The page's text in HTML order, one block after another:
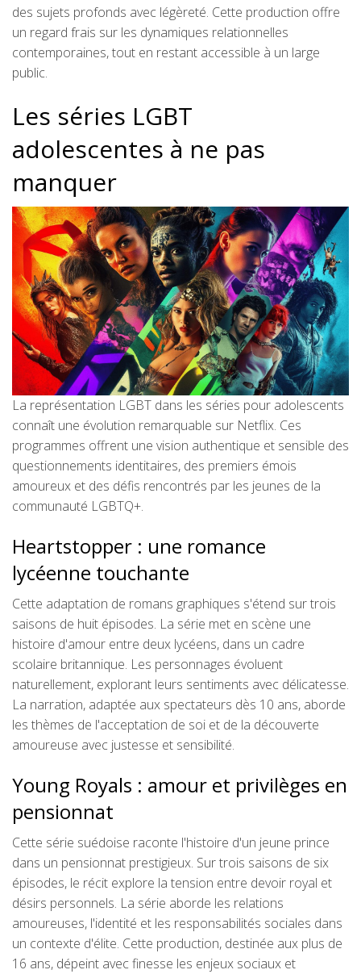
des sujets profonds avec légèreté. Cette production offre
un regard frais sur les dynamiques relationnelles
contemporaines, tout en restant accessible à un large
public.
Les séries LGBT
adolescentes à ne pas
manquer
La représentation LGBT dans les séries pour adolescents
connaît une évolution remarquable sur Netflix. Ces
programmes offrent une vision authentique et sensible des
questionnements identitaires, des premiers émois
amoureux et des défis rencontrés par les jeunes de la
communauté LGBTQ+.
Heartstopper : une romance
lycéenne touchante
Cette adaptation de romans graphiques s'étend sur trois
saisons de huit épisodes. La série met en scène une
histoire d'amour entre deux lycéens, dans un cadre
scolaire britannique. Les personnages évoluent
naturellement, explorant leurs sentiments avec délicatesse.
La narration, adaptée aux spectateurs dès 10 ans, aborde
les thèmes de l'acceptation de soi et de la découverte
amoureuse avec justesse et sensibilité.
Young Royals : amour et privilèges en
pensionnat
Cette série suédoise raconte l'histoire d'un jeune prince
dans un pensionnat prestigieux. Sur trois saisons de six
épisodes, le récit explore la tension entre devoir royal et
désirs personnels. La série aborde les relations
amoureuses, l'identité et les responsabilités sociales dans
un contexte d'élite. Cette production, destinée aux plus de
16 ans, dépeint avec finesse les enjeux sociaux et